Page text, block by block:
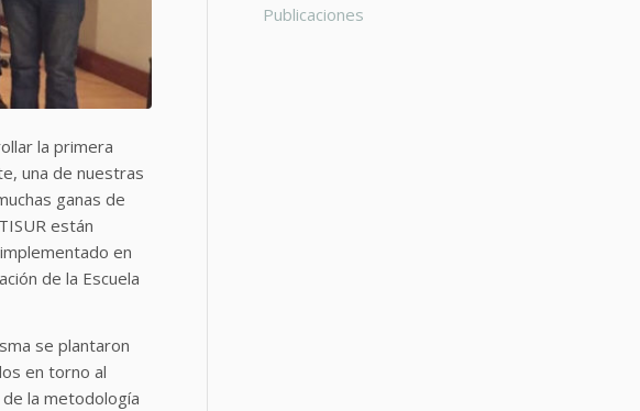
la primera
una de nuestras
ganas de
están
en
de la Escuela
se plantaron
en torno al
la metodología
Publicaciones